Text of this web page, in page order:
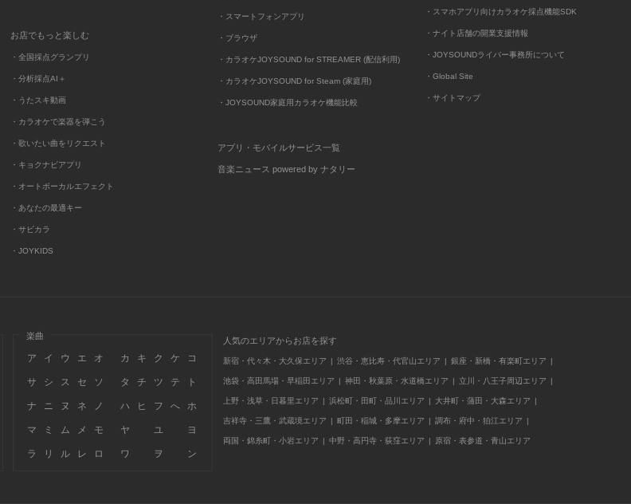
お店でもっと楽しむ
・全国採点グランプリ
・分析採点AI＋
・うたスキ動画
・カラオケで楽器を弾こう
・歌いたい曲をリクエスト
・キョクナビアプリ
・オートボーカルエフェクト
・あなたの最適キー
・サビカラ
・JOYKIDS
・スマートフォンアプリ
・ブラウザ
・カラオケJOYSOUND for STREAMER (配信利用)
・カラオケJOYSOUND for Steam (家庭用)
・JOYSOUND家庭用カラオケ機能比較
アプリ・モバイルサービス一覧
音楽ニュース powered by ナタリー
・スマホアプリ向けカラオケ採点機能SDK
・ナイト店舗の開業支援情報
・JOYSOUNDライバー事務所について
・Global Site
・サイトマップ
楽曲
ア イ ウ エ オ カ キ ク ケ コ
サ シ ス セ ソ タ チ ツ テ ト
ナ ニ ヌ ネ ノ ハ ヒ フ へ ホ
マ ミ ム メ モ ヤ ユ ヨ
ラ リ ル レ ロ ワ ヲ ン
人気のエリアからお店を探す
新宿・代々木・大久保エリア 渋谷・恵比寿・代官山エリア 銀座・新橋・有楽町エリア
池袋・高田馬場・早稲田エリア 神田・秋葉原・水道橋エリア 立川・八王子周辺エリア
上野・浅草・日暮里エリア 浜松町・田町・品川エリア 大井町・蒲田・大森エリア
吉祥寺・三鷹・武蔵境エリア 町田・稲城・多摩エリア 調布・府中・狛江エリア
両国・錦糸町・小岩エリア 中野・高円寺・荻窪エリア 原宿・表参道・青山エリア